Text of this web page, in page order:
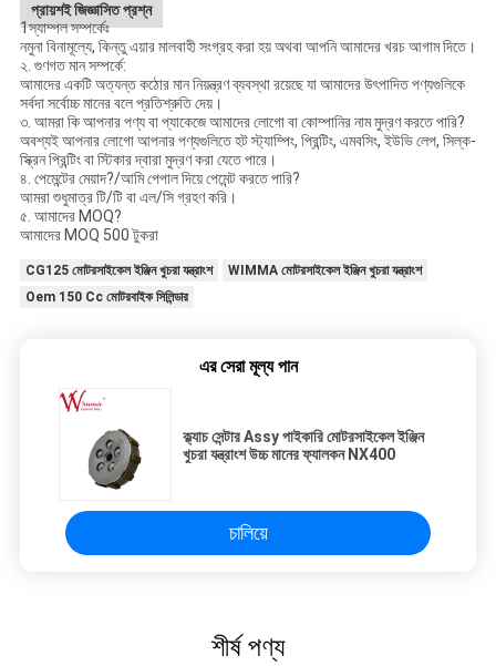
প্রায়শই জিজ্ঞাসিত প্রশ্ন
1স্যাম্পল সম্পর্কেঃ
নমুনা বিনামূল্যে, কিন্তু এয়ার মালবাহী সংগ্রহ করা হয় অথবা আপনি আমাদের খরচ আগাম দিতে।
২. গুণগত মান সম্পর্কে:
আমাদের একটি অত্যন্ত কঠোর মান নিয়ন্ত্রণ ব্যবস্থা রয়েছে যা আমাদের উৎপাদিত পণ্যগুলিকে
সর্বদা সর্বোচ্চ মানের বলে প্রতিশ্রুতি দেয়।
৩. আমরা কি আপনার পণ্য বা প্যাকেজে আমাদের লোগো বা কোম্পানির নাম মুদ্রণ করতে পারি?
অবশ্যই আপনার লোগো আপনার পণ্যগুলিতে হট স্ট্যাম্পিং, প্রিন্টিং, এমবসিং, ইউভি লেপ, সিল্ক-
স্ক্রিন প্রিন্টিং বা স্টিকার দ্বারা মুদ্রণ করা যেতে পারে।
৪. পেমেন্টের মেয়াদ?/আমি পেপাল দিয়ে পেমেন্ট করতে পারি?
আমরা শুধুমাত্র টি/টি বা এল/সি গ্রহণ করি।
৫. আমাদের MOQ?
আমাদের MOQ 500 টুকরা
CG125 মোটরসাইকেল ইঞ্জিন খুচরা যন্ত্রাংশ
WIMMA মোটরসাইকেল ইঞ্জিন খুচরা যন্ত্রাংশ
Oem 150 Cc মোটরবাইক সিলিন্ডার
এর সেরা মূল্য পান
ক্ল্যাচ সেন্টার Assy পাইকারি মোটরসাইকেল ইঞ্জিন
খুচরা যন্ত্রাংশ উচ্চ মানের ফ্যালকন NX400
চালিয়ে
শীর্ষ পণ্য